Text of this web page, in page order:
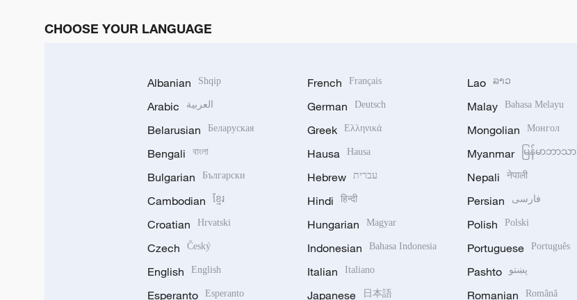
CHOOSE YOUR LANGUAGE
Albanian Shqip
Arabic العربية
Belarusian Беларуская
Bengali বাংলা
Bulgarian Български
Cambodian ខ្មែរ
Croatian Hrvatski
Czech Český
English English
Esperanto Esperanto
French Français
German Deutsch
Greek Ελληνικά
Hausa Hausa
Hebrew עברית
Hindi हिन्दी
Hungarian Magyar
Indonesian Bahasa Indonesia
Italian Italiano
Japanese 日本語
Lao ລາວ
Malay Bahasa Melayu
Mongolian Монгол
Myanmar မြန်မာဘာသာ
Nepali नेपाली
Persian فارسی
Polish Polski
Portuguese Português
Pashto پښتو
Romanian Română